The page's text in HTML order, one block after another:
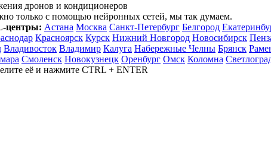
дронов и кондиционеров
только с помощью нейронных сетей, мы так думаем.
центры: Астана Москва Санкт-Петербург Белгород
Красноярск Курск Нижний Новгород Новосибирск
Владивосток Владимир Калуга Набережные Челны Брянск
Смоленск Новокузнецк Оренбург Омск Коломна
её и нажмите CTRL + ENTER